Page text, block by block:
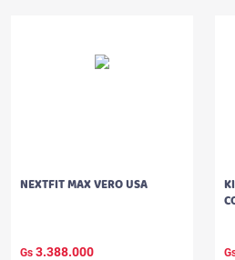
NEXTFIT MAX VERO USA
Gs 3.388.000